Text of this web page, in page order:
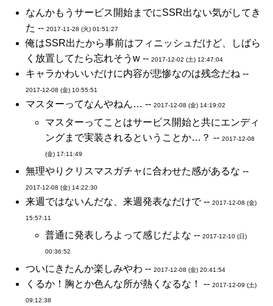
なんかもうサービス開始までにSSR出ない気がしてき
た -- 2017-11-28 (火) 01:51:27
俺はSSR出たから事前はフィニッシュだけど、しばら
く放置してたら忘れそうw -- 2017-12-02 (土) 12:47:04
キャラかわいいだけに内容が悲惨なのは残念だね --
2017-12-08 (金) 10:55:51
マスターってなんやねん… -- 2017-12-08 (金) 14:19:02
マスターってことはサービス開始と共にエンディ
ングまで実装されるということか…？ -- 2017-12-08
(金) 17:11:49
無理やりクリスマスガチャに合わせた感があるな --
2017-12-08 (金) 14:22:30
来週ではないんだな、来週発表なだけで -- 2017-12-08 (金)
15:57:11
普通に発表しろよって感じだよな -- 2017-12-10 (日)
00:36:52
ついにきたんか楽しみやわ -- 2017-12-08 (金) 20:41:54
くるか！胸とか色んな所が熱くなるな！ -- 2017-12-09 (土)
09:12:38